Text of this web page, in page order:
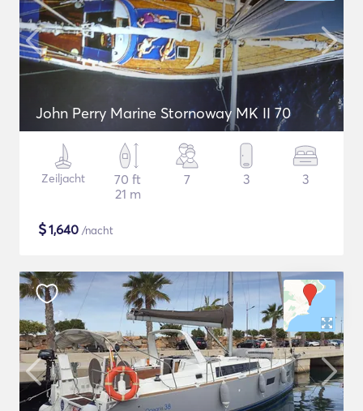
John Perry Marine Stornoway MK II 70
Zeiljacht
70 ft
21 m
7 3 3
$1,640 /nacht